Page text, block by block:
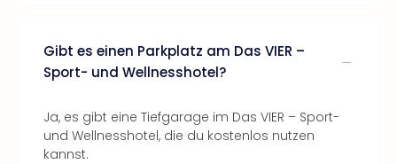
Gibt es einen Parkplatz am Das VIER –
Sport- und Wellnesshotel?
Ja, es gibt eine Tiefgarage im Das VIER – Sport-
und Wellnesshotel, die du kostenlos nutzen
kannst.